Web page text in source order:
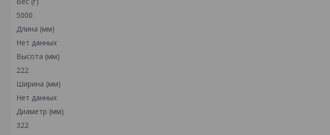
5000
Длина (мм)
Нет данных
Высота (мм)
222
Ширина (мм)
Нет данных
Диаметр (мм)
322